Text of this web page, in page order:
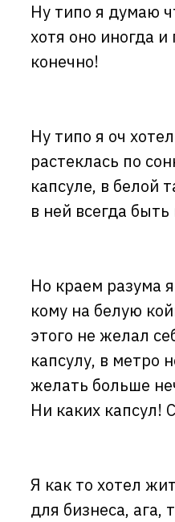
Ну типо я думаю
хотя оно иногда
конечно!
Ну типо я оч
растеклась по
капсуле, в белой
в ней всегда
Но краем разума
кому на белую
этого не желал
капсулу, в метро
желать больше
Ни каких
Я как то хотел
для бизнеса,